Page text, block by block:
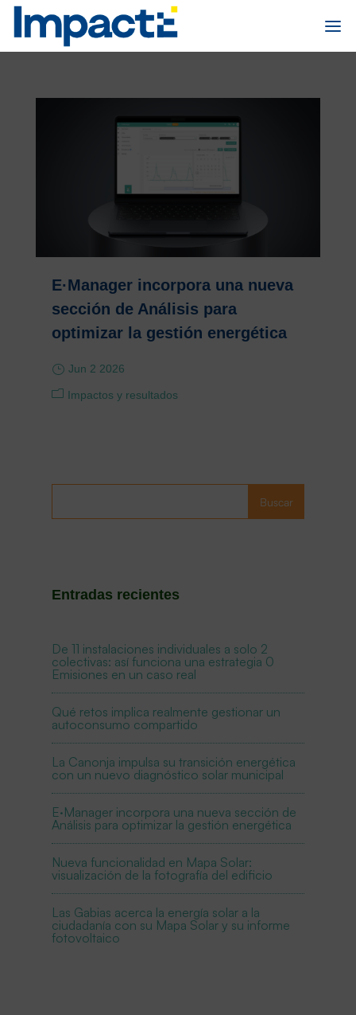
E·Manager incorpora una nueva
sección de Análisis para
optimizar la gestión energética
Jun 2 2026
Impactos y resultados
Buscar
Entradas recientes
De 11 instalaciones individuales a solo 2
colectivas: así funciona una estrategia 0
Emisiones en un caso real
Qué retos implica realmente gestionar un
autoconsumo compartido
La Canonja impulsa su transición energética
con un nuevo diagnóstico solar municipal
E·Manager incorpora una nueva sección de
Análisis para optimizar la gestión energética
Nueva funcionalidad en Mapa Solar:
visualización de la fotografía del edificio
Las Gabias acerca la energía solar a la
ciudadanía con su Mapa Solar y su informe
fotovoltaico